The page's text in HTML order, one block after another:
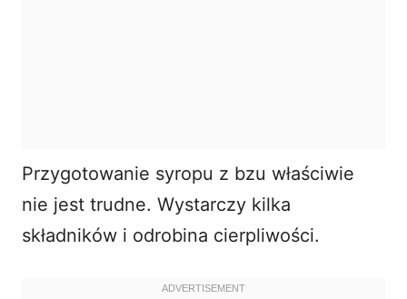
Przygotowanie syropu z bzu właściwie
nie jest trudne. Wystarczy kilka
składników i odrobina cierpliwości.